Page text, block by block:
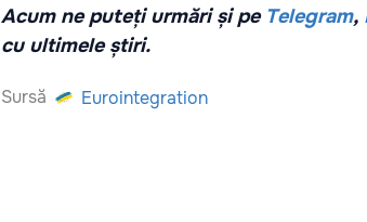
Acum ne puteți urmări și pe Telegram,
cu ultimele știri.
Sursă Eurointegration